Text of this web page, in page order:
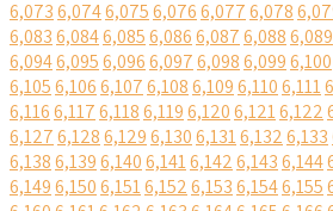
6,0736,0746,0756,0766,0776,078
6,0836,0846,0856,0866,0876,0886,089
6,0946,0956,0966,0976,0986,0996,100
6,1056,1066,1076,1086,1096,1106,111
6,1166,1176,1186,1196,1206,1216,122
6,1276,1286,1296,1306,1316,1326,133
6,1386,1396,1406,1416,1426,1436,144
6,1496,1506,1516,1526,1536,1546,155